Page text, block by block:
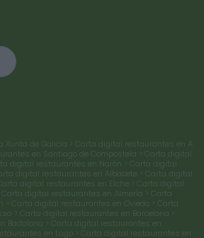
Xunta de Galicia > Carta digital restaurantes en A
en Santiago de Compostela > Carta digital
digital restaurantes en Narón > Carta digital
digital restaurantes en Albacete > Carta digital
digital restaurantes en Elche > Carta digital
Carta digital restaurantes en Almería > Carta
> Carta digital restaurantes en Oviedo > Carta
> Carta digital restaurantes en Barcelona >
Badalona > Carta digital restaurantes en
en Lugo > Carta digital restaurantes en